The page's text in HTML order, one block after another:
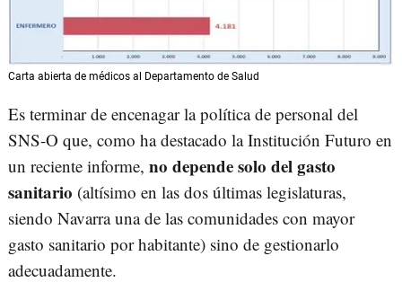
Carta abierta de médicos al Departamento de Salud
Es terminar de encenagar la política de personal del
SNS-O que, como ha destacado la Institución Futuro en
un reciente informe, no depende solo del gasto
sanitario (altísimo en las dos últimas legislaturas,
siendo Navarra una de las comunidades con mayor
gasto sanitario por habitante) sino de gestionarlo
adecuadamente.